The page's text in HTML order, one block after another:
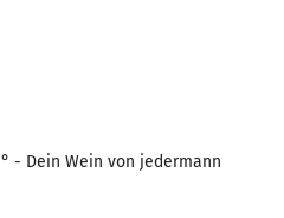
- Dein Wein von jedermann